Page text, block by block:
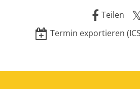
Teilen
Termin exportieren